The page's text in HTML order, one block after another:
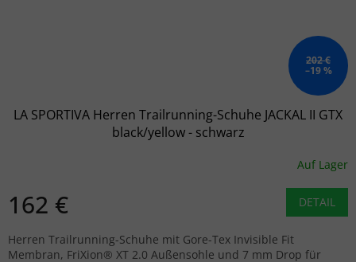
202 €
–19 %
LA SPORTIVA Herren Trailrunning-Schuhe JACKAL II GTX
black/yellow - schwarz
Auf Lager
162 € DETAIL
Herren Trailrunning-Schuhe mit Gore-Tex Invisible Fit
Membran, FriXion® XT 2.0 Außensohle und 7 mm Drop für